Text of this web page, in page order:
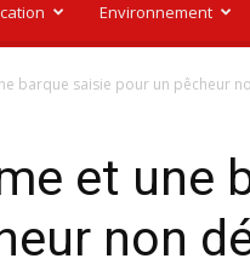
Environnement
barque saisie pour un pêcheur
et une
non